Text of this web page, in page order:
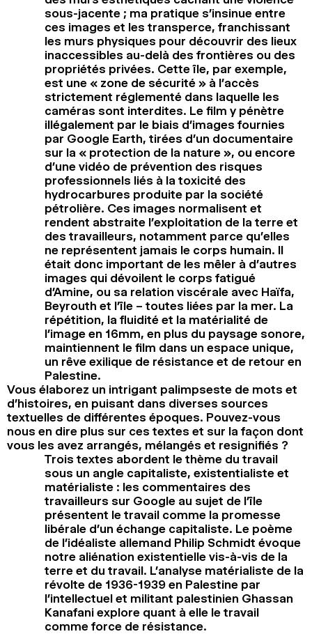
sous-jacente ; ma pratique s’insinue entre
ces images et les transperce, franchissant
les murs physiques pour découvrir des lieux
inaccessibles au-delà des frontières ou des
propriétés privées. Cette île, par exemple,
est une « zone de sécurité » à l’accès
strictement réglementé dans laquelle les
caméras sont interdites. Le film y pénètre
illégalement par le biais d’images fournies
par Google Earth, tirées d’un documentaire
sur la « protection de la nature », ou encore
d’une vidéo de prévention des risques
professionnels liés à la toxicité des
hydrocarbures produite par la société
pétrolière. Ces images normalisent et
rendent abstraite l’exploitation de la terre et
des travailleurs, notamment parce qu’elles
ne représentent jamais le corps humain. Il
était donc important de les mêler à d’autres
images qui dévoilent le corps fatigué
d’Amine, ou sa relation viscérale avec Haïfa,
Beyrouth et l’île – toutes liées par la mer. La
répétition, la fluidité et la matérialité de
l’image en 16mm, en plus du paysage sonore,
maintiennent le film dans un espace unique,
un rêve exilique de résistance et de retour en
Palestine.
Vous élaborez un intrigant palimpseste de mots et
d’histoires, en puisant dans diverses sources
textuelles de différentes époques. Pouvez-vous
nous en dire plus sur ces textes et sur la façon dont
vous les avez arrangés, mélangés et resignifiés ?
Trois textes abordent le thème du travail
sous un angle capitaliste, existentialiste et
matérialiste : les commentaires des
travailleurs sur Google au sujet de l’île
présentent le travail comme la promesse
libérale d’un échange capitaliste. Le poème
de l’idéaliste allemand Philip Schmidt évoque
notre aliénation existentielle vis-à-vis de la
terre et du travail. L’analyse matérialiste de la
révolte de 1936-1939 en Palestine par
l’intellectuel et militant palestinien Ghassan
Kanafani explore quant à elle le travail
comme force de résistance.